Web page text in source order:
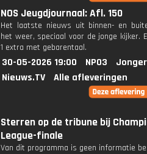
NOS Jeugdjournaal: Afl. 150
Het laatste nieuws uit binnen- en
het weer, speciaal voor de jonge kijker.
1 extra met gebarentaal.
30-05-2026 19:00 NPO3
Nieuws.TV
Alle afleveringen
Sterren op de tribune bij
League-finale
Van dit programma is geen informatie